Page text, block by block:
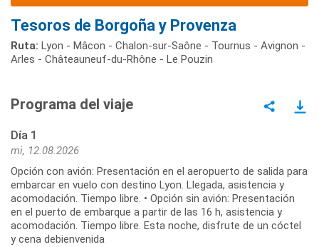
Tesoros de Borgoña y Provenza
Ruta: Lyon - Mâcon - Chalon-sur-Saône - Tournus - Avignon -
Arles - Châteauneuf-du-Rhône - Le Pouzin
Programa del viaje
Día 1
mi, 12.08.2026
Opción con avión: Presentación en el aeropuerto de salida para
embarcar en vuelo con destino Lyon. Llegada, asistencia y
acomodación. Tiempo libre. • Opción sin avión: Presentación
en el puerto de embarque a partir de las 16 h, asistencia y
acomodación. Tiempo libre. Esta noche, disfrute de un cóctel
y cena debienvenida